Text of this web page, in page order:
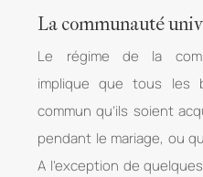
La communauté
Le régime de la
implique que tous les
commun qu’ils soient
pendant le mariage, ou
A l’exception de